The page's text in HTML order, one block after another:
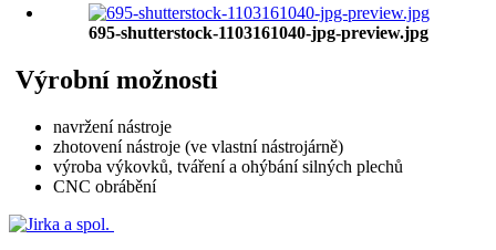
695-shutterstock-1103161040-jpg-preview.jpg
Výrobní možnosti
navržení nástroje
zhotovení nástroje (ve vlastní nástrojárně)
výroba výkovků, tváření a ohýbání silných plechů
CNC obrábění